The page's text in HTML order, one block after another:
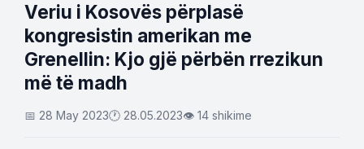
Veriu i Kosovës përplasë
kongresistin amerikan me
Grenellin: Kjo gjë përbën rrezikun
më të madh
📅 28 May 2023🕐 28.05.2023👁 14 shikime